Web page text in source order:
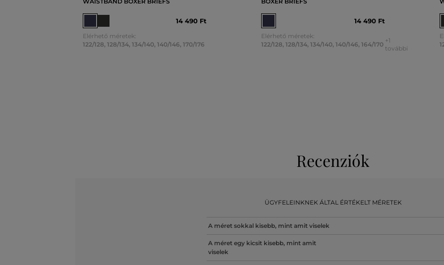
14 490 Ft
Elérhető méretek:
122/128, 128/134, 134/140, 140/146, 170/176
14 490 Ft
Elérhető méretek:
122/128, 128/134, 134/140, 140/146, 164/170
+1
további
Recenziók
ÜGYFELEINKNEK ÁLTAL ÉRTÉKELT MÉRETEK
A méret sokkal kisebb, mint amit viselek
A méret egy kicsit kisebb, mint amit
viselek